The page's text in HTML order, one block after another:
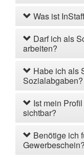
Was ist
Darf ich als
arbeiten?
Habe ich als
Sozialabgaben?
Ist mein
sichtbar?
Benötige ich
Gewerbeschein?